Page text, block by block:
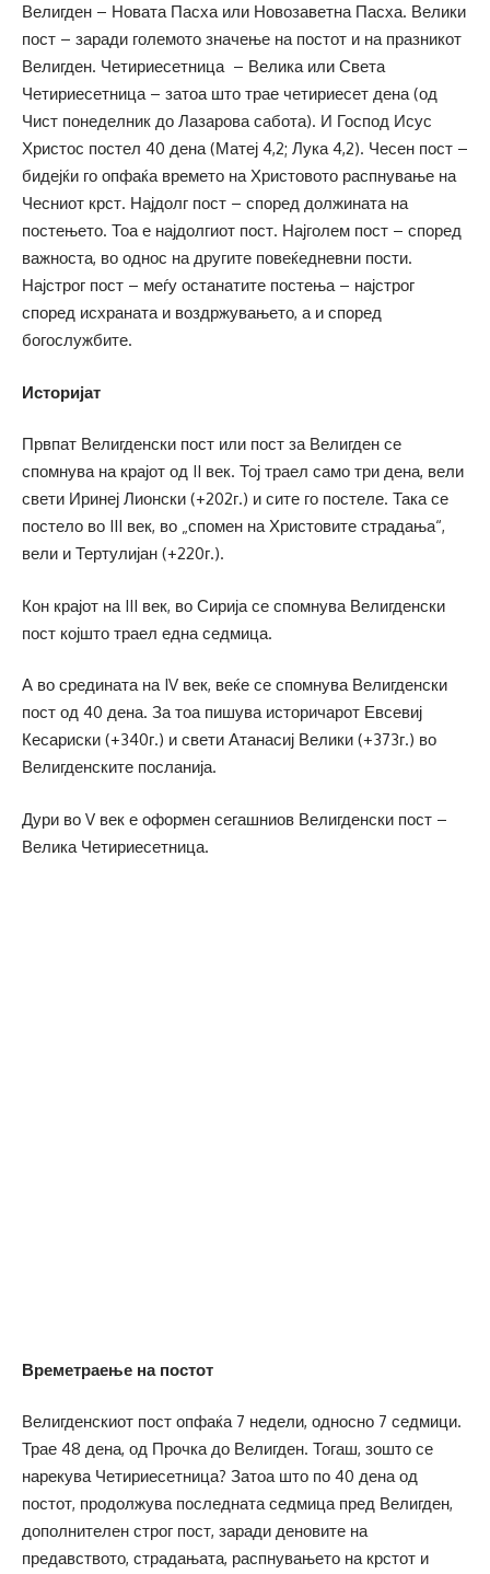
Велигден – Новата Пасха или Новозаветна Пасха. Велики
пост – заради големото значење на постот и на празникот
Велигден. Четириесетница – Велика или Света
Четириесетница – затоа што трае четириесет дена (од
Чист понеделник до Лазарова сабота). И Господ Исус
Христос постел 40 дена (Матеј 4,2; Лука 4,2). Чесен пост –
бидејќи го опфаќа времето на Христовото распнување на
Чесниот крст. Најдолг пост – според должината на
постењето. Тоа е најдолгиот пост. Најголем пост – според
важноста, во однос на другите повеќедневни пости.
Најстрог пост – меѓу останатите постења – најстрог
според исхраната и воздржувањето, а и според
богослужбите.
Историјат
Првпат Велигденски пост или пост за Велигден се
спомнува на крајот од II век. Тој траел само три дена, вели
свети Иринеј Лионски (+202г.) и сите го постеле. Така се
постело во III век, во „спомен на Христовите страдања“,
вели и Тертулијан (+220г.).
Кон крајот на III век, во Сирија се спомнува Велигденски
пост којшто траел една седмица.
А во средината на IV век, веќе се спомнува Велигденски
пост од 40 дена. За тоа пишува историчарот Евсевиј
Кесариски (+340г.) и свети Атанасиј Велики (+373г.) во
Велигденските посланија.
Дури во V век е оформен сегашниов Велигденски пост –
Велика Четириесетница.
Времетраење на постот
Велигденскиот пост опфаќа 7 недели, односно 7 седмици.
Трае 48 дена, од Прочка до Велигден. Тогаш, зошто се
нарекува Четириесетница? Затоа што по 40 дена од
постот, продолжува последната седмица пред Велигден,
дополнителен строг пост, заради деновите на
предавството, страдањата, распнувањето на крстот и